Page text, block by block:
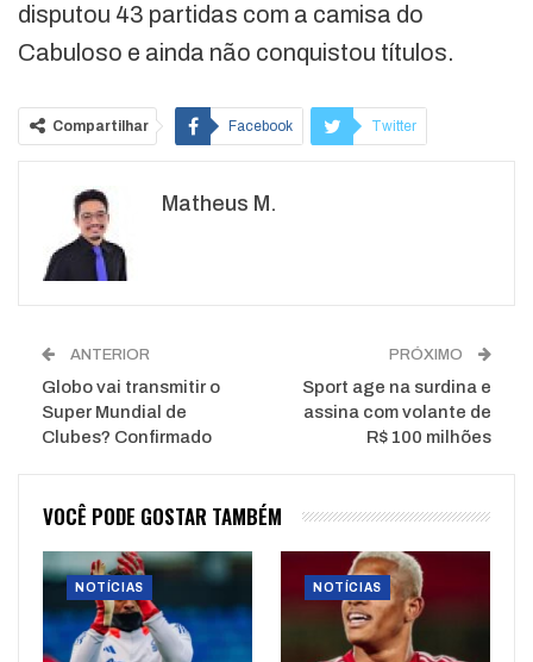
disputou 43 partidas com a camisa do
Cabuloso e ainda não conquistou títulos.
Compartilhar Facebook Twitter
WhatsApp
Matheus M.
ANTERIOR
Globo vai transmitir o
Super Mundial de
Clubes? Confirmado
PRÓXIMO
Sport age na surdina e
assina com volante de
R$ 100 milhões
VOCÊ PODE GOSTAR TAMBÉM
NOTÍCIAS NOTÍCIAS